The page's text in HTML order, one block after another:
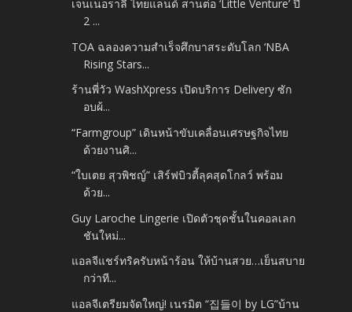
เจนเนอราลี่ ไทยแลนด์ สานต่อ ‘Little Venture’ ปี
2 ...
TOA ฉลองความสำเร็จศึกบาสระดับโลก ‘NBA
Rising Stars...
ร้านพี่วัว WashXpress เปิดบริการ Delivery ซัก
อบผ้...
“Farmgroup” เดินหน้าขับเคลื่อนเศรษฐกิจไทย
ด้วยงานศิ...
“ใบเตย สุวพิชญ์” เสิร์ฟบิวตี้ลุคสุดโกลว์ พร้อม
ด้วย...
Guy Laroche Lingerie เปิดตัวชุดชั้นในคอลเลก
ชันใหม่...
แอลจีแชร์ทริครับหน้าร้อน ให้บ้านสวย…เย็นสบาย
กว่าที...
แอลจีเตรียมจัดใหญ่! เนรมิต “집들이 by LG”บ้าน